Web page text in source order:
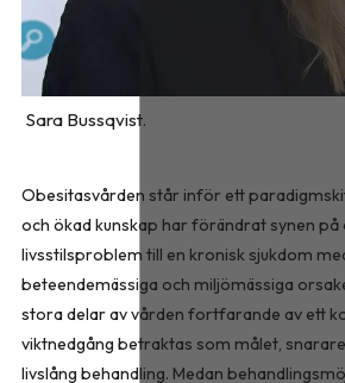
Sara Bussqvist.
Obesitasvården står inför ett
och ökad kunskap har förändrat synen
livsstilsproblem till en kronisk sjukdom
beteendemässiga och miljömässiga
stora delar av vården fortfarande av ett
viktnedgång betraktas som målet,
livslång behandling. Medan